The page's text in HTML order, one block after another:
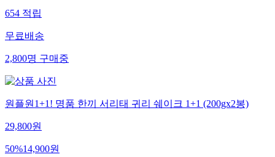
654적립
무료배송
2,800명구매중
원플원1+1! 명품 한끼 서리태 귀리 쉐이크 1+1 (200gx2봉)
29,800원
50%14,900원